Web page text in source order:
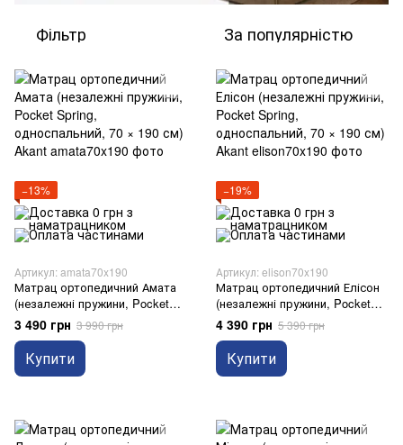
Фільтр За популярністю
−13%
Артикул: amata70x190
Матрац ортопедичний Амата
(незалежні пружини, Pocket
Spring, односпальний, 70 × 190
см) Akant
3 490 грн 3 990 грн
Купити
−19%
Артикул: elison70x190
Матрац ортопедичний Елісон
(незалежні пружини, Pocket
Spring, односпальний, 70 × 190
см) Akant
4 390 грн 5 390 грн
Купити